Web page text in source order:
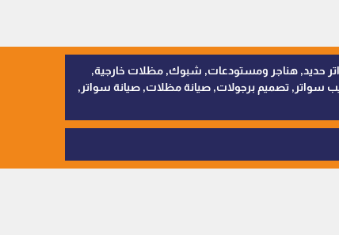
اقمشة, سواتر حديد, هناجر ومستودعات, شبوك, مظلات خارجية,
تصميم برجولات, صيانة مظلات, صيانة سواتر,